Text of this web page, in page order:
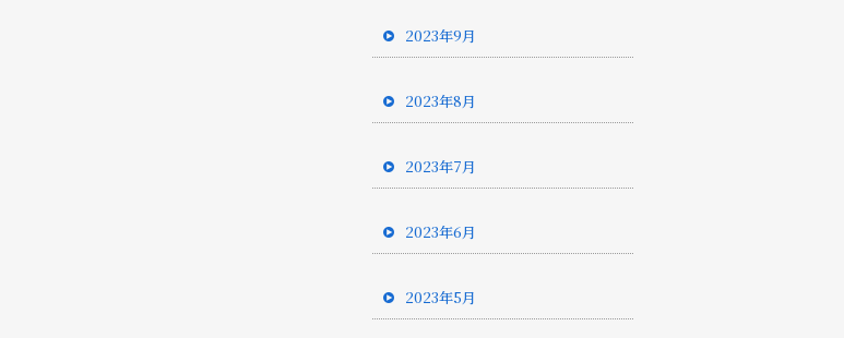
2023年9月
2023年8月
2023年7月
2023年6月
2023年5月